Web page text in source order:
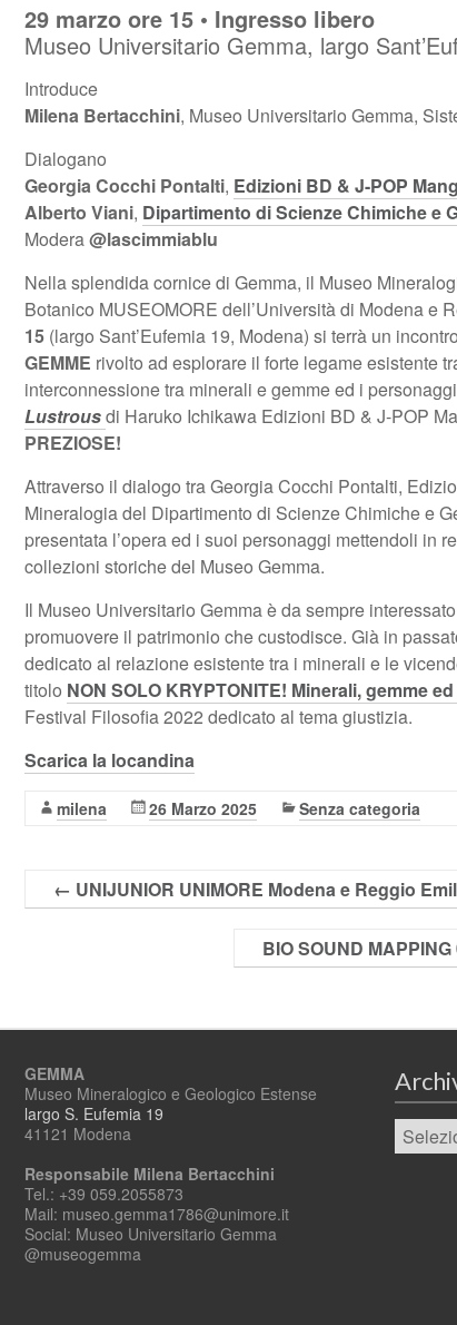
29 marzo ore 15 • Ingresso libero
Museo Universitario Gemma, largo
Introduce
Milena Bertacchini, Museo Universitario Gemma,
Dialogano
Georgia Cocchi Pontalti, Edizioni BD & J-POP
Alberto Viani, Dipartimento di Scienze Chimiche e
Modera@lascimmiablu
Nella splendida cornice di Gemma, il Museo
Botanico MUSEOMORE dell’Università di Modena e
15 (largo Sant’Eufemia 19, Modena) si terrà un
GEMME rivolto ad esplorare il forte legame esistente
interconnessione tra minerali e gemme ed i
Lustrousdi Haruko Ichikawa Edizioni BD & J-POP
PREZIOSE!
Attraverso il dialogo tra Georgia Cocchi Pontalti,
Mineralogia del Dipartimento di Scienze Chimiche e
presentata l’opera ed i suoi personaggi mettendoli in
collezioni storiche del Museo Gemma.
Il Museo Universitario Gemma è da sempre
promuovere il patrimonio che custodisce. Già in
dedicato al relazione esistente tra i minerali e le
titolo NON SOLO KRYPTONITE! Minerali, gemme
Festival Filosofia 2022 dedicato al tema giustizia.
Scarica la locandina
milena 26 Marzo 2025 Senza categoria
← UNIJUNIOR UNIMORE Modena e Reggio
BIO SOUND
GEMMA
Museo Mineralogico e Geologico Estense
largo S. Eufemia 19
41121 Modena
Responsabile Milena Bertacchini
Tel.: +39 059.2055873
Mail: museo.gemma1786@unimore.it
Social: Museo Universitario Gemma
@museogemma